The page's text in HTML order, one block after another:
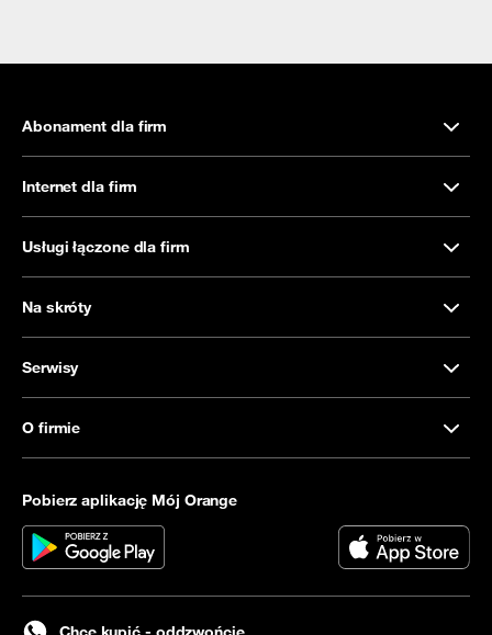
Abonament dla firm
Internet dla firm
Usługi łączone dla firm
Na skróty
Serwisy
O firmie
Pobierz aplikację Mój Orange